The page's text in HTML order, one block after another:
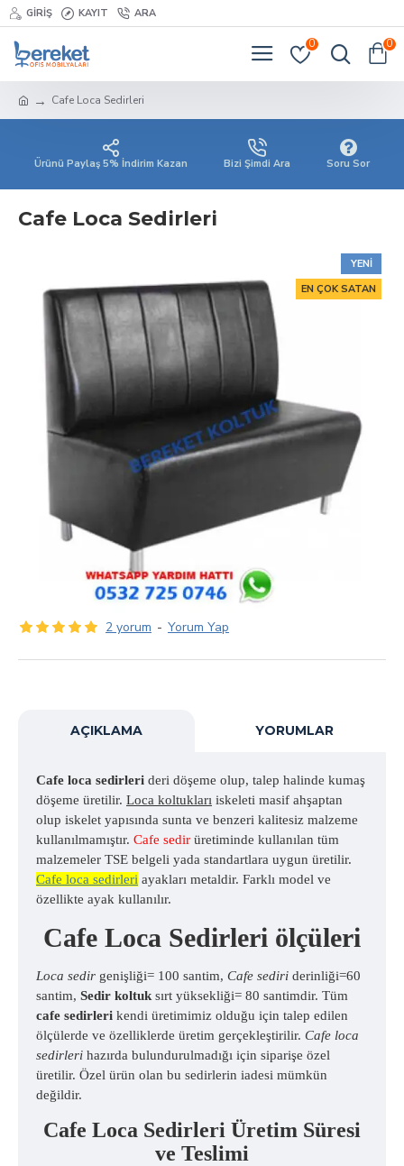
GIRIŞ KAYIT ARA
0 0
Cafe Loca Sedirleri
Ürünü Paylaş 5% İndirim Kazan Bizi Şimdi Ara Soru Sor
Cafe Loca Sedirleri
YENI
EN ÇOK SATAN
2 yorum - Yorum Yap
AÇIKLAMA YORUMLAR
Cafe loca sedirleri deri döşeme olup, talep halinde kumaş
döşeme üretilir. Loca koltukları iskeleti masif ahşaptan
olup iskelet yapısında sunta ve benzeri kalitesiz malzeme
kullanılmamıştır. Cafe sedir üretiminde kullanılan tüm
malzemeler TSE belgeli yada standartlara uygun üretilir.
Cafe loca sedirleri ayakları metaldir. Farklı model ve
özellikte ayak kullanılır.
Cafe Loca Sedirleri ölçüleri
Loca sedir genişliği= 100 santim, Cafe sediri derinliği=60
santim, Sedir koltuk sırt yüksekliği= 80 santimdir. Tüm
cafe sedirleri kendi üretimimiz olduğu için talep edilen
ölçülerde ve özelliklerde üretim gerçekleştirilir. Cafe loca
sedirleri hazırda bulundurulmadığı için siparişe özel
üretilir. Özel ürün olan bu sedirlerin iadesi mümkün
değildir.
Cafe Loca Sedirleri Üretim Süresi
ve Teslimi